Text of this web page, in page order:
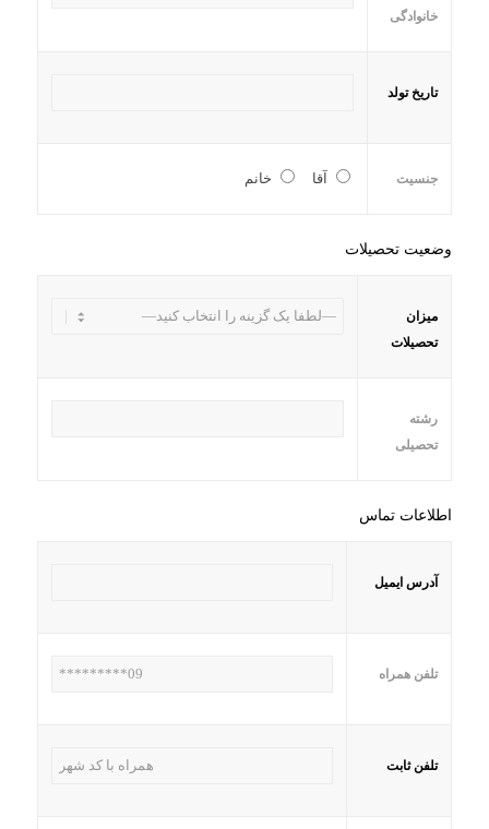
خانوادگی
تاریخ تولد
جنسیت آقا خانم
وضعیت تحصیلات
میزان
تحصیلات
رشته
تحصیلی
اطلاعات تماس
آدرس ایمیل
تلفن همراه
تلفن ثابت